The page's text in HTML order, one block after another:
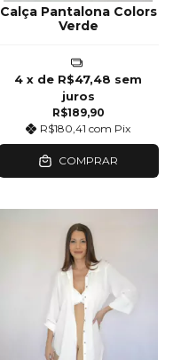
Calça Pantalona Colors
Verde
R$189,90
R$180,41com Pix
4 x de R$47,48 sem
juros
COMPRAR